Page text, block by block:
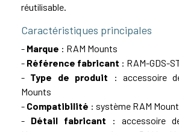
réutilisable.
Caractéristiques principales
- Marque : RAM Mounts
- Référence fabricant : RAM-GDS-
- Type de produit : accessoire
Mounts
- Compatibilité : système RAM
- Détail fabricant : accessoire